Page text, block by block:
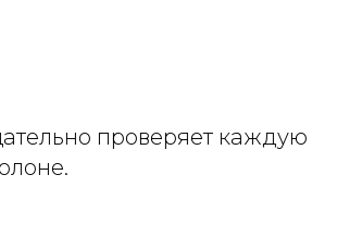
проверяет каждую